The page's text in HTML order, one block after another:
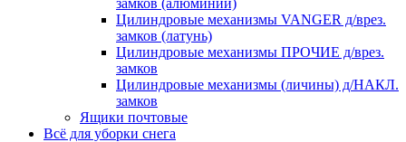
замков (алюминий)
Цилиндровые механизмы VANGER д/врез.
замков (латунь)
Цилиндровые механизмы ПРОЧИЕ д/врез.
замков
Цилиндровые механизмы (личины) д/НАКЛ.
замков
Ящики почтовые
Всё для уборки снега